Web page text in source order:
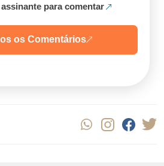
para comentar
os Comentários